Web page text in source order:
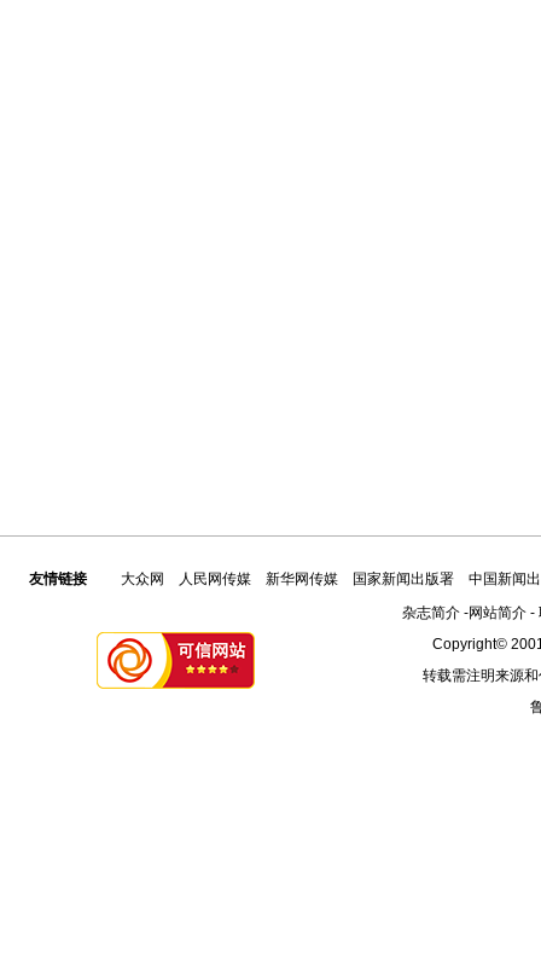
友情链接 大众网 人民网传媒 新华网传媒 国家新闻出版署
中国新闻
杂志简介-网站简介-
Copyright©
转载需注明来源